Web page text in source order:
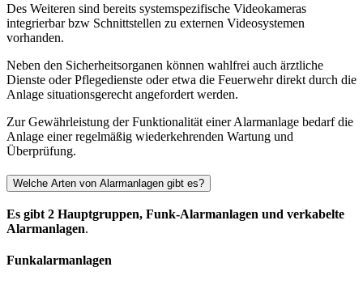
Des Weiteren sind bereits systemspezifische Videokameras
integrierbar bzw Schnittstellen zu externen Videosystemen
vorhanden.
Neben den Sicherheitsorganen können wahlfrei auch ärztliche
Dienste oder Pflegedienste oder etwa die Feuerwehr direkt durch die
Anlage situationsgerecht angefordert werden.
Zur Gewährleistung der Funktionalität einer Alarmanlage bedarf die
Anlage einer regelmäßig wiederkehrenden Wartung und
Überprüfung.
Welche Arten von Alarmanlagen gibt es?
Es gibt 2 Hauptgruppen, Funk-Alarmanlagen und verkabelte
Alarmanlagen.
Funkalarmanlagen